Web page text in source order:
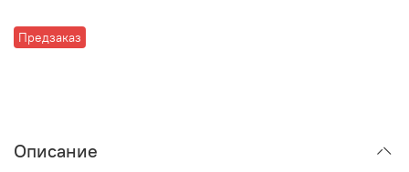
Предзаказ
Описание